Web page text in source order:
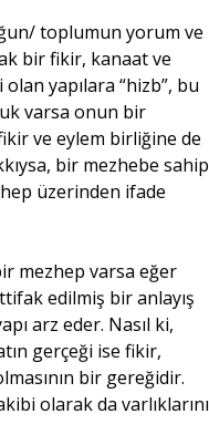
toplumun yorum ve
bir fikir, kanaat ve
yapılara “hizb”, bu
varsa onun bir
ve eylem birliğine de
bir mezhebe sahip
üzerinden ifade
mezhep varsa eğer
edilmiş bir anlayış
arz eder. Nasıl ki,
gerçeği ise fikir,
bir gereğidir.
olarak da varlıklarını